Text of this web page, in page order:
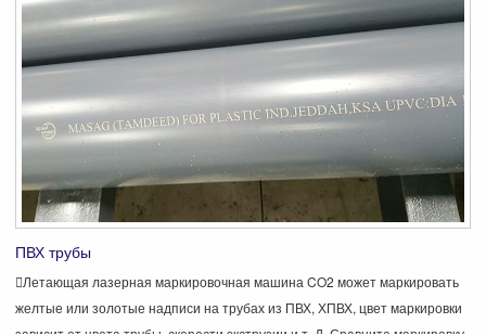
ПВХ трубы
Летающая лазерная маркировочная машина CO2 может маркировать
желтые или золотые надписи на трубах из ПВХ, ХПВХ, цвет маркировки